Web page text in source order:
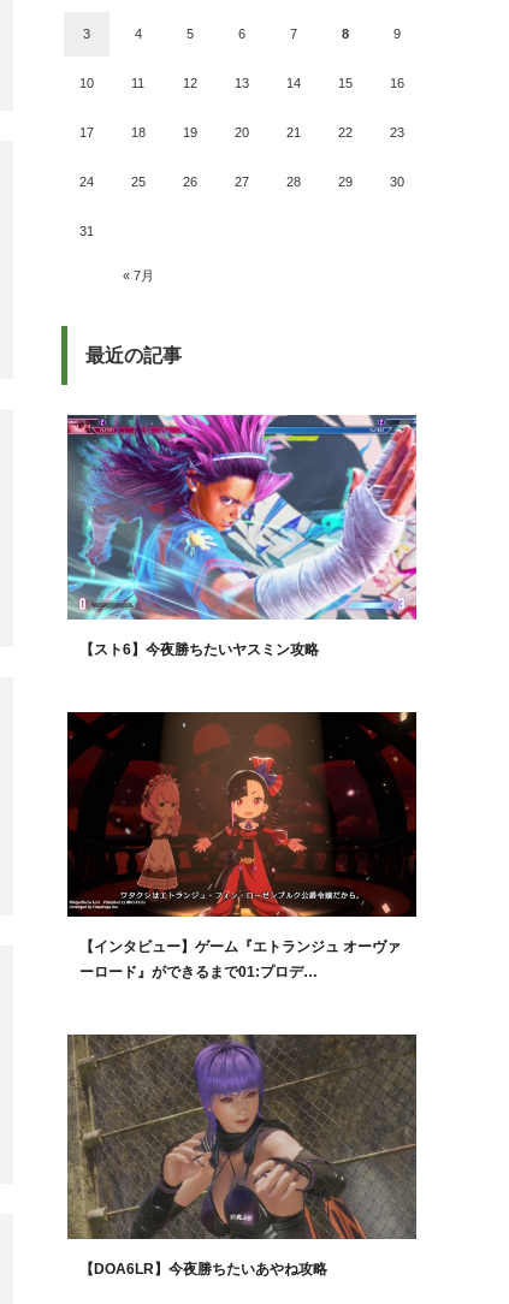
« 7月
3 4 5 6 7 8 9
10 11 12 13 14 15 16
17 18 19 20 21 22 23
24 25 26 27 28 29 30
31
最近の記事
【スト6】今夜勝ちたいヤスミン攻略
【インタビュー】ゲーム『エトランジュ オーヴァ
ーロード』ができるまで01:プロデ…
【DOA6LR】今夜勝ちたいあやね攻略